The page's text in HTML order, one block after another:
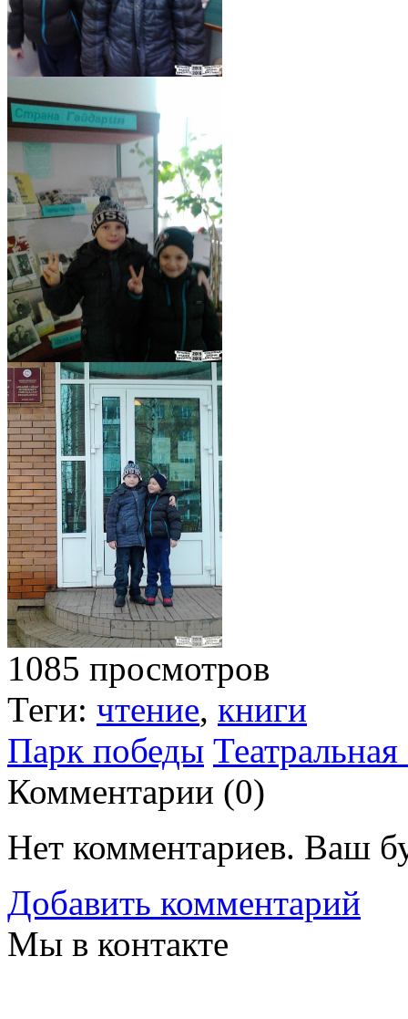
1085 просмотров
Теги: чтение, книги
Парк победы Театральная
Комментарии (0)
Нет комментариев. Ваш
Добавить комментарий
Мы в контакте